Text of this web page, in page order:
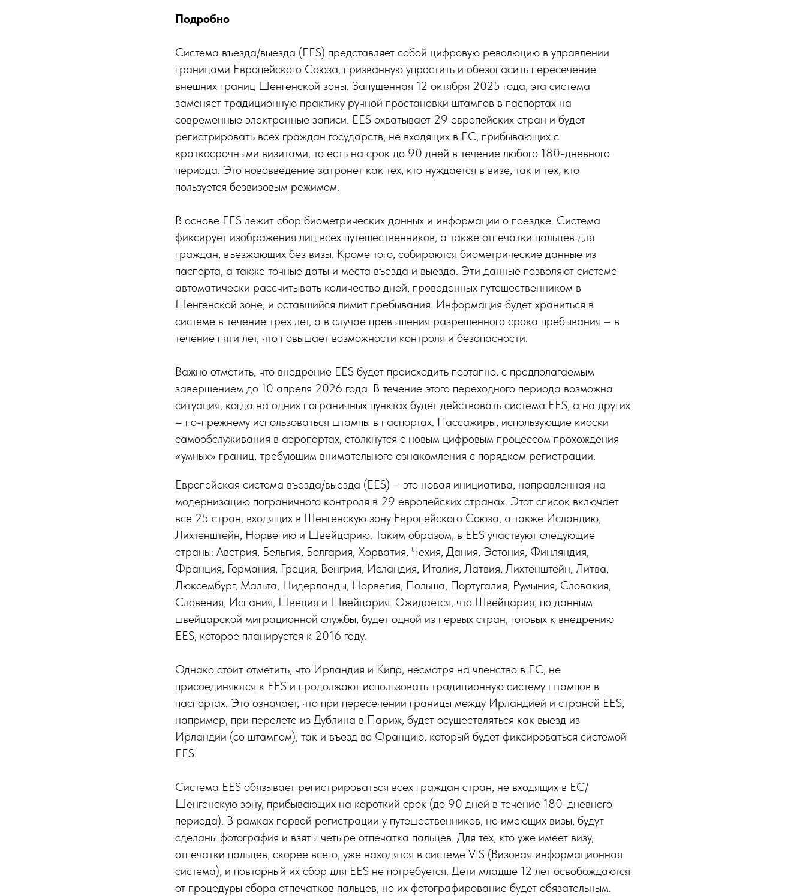
Подробно
Система въезда/выезда (EES) представляет собой цифровую революцию в управлении
границами Европейского Союза, призванную упростить и обезопасить пересечение
внешних границ Шенгенской зоны. Запущенная 12 октября 2025 года, эта система
заменяет традиционную практику ручной простановки штампов в паспортах на
современные электронные записи. EES охватывает 29 европейских стран и будет
регистрировать всех граждан государств, не входящих в ЕС, прибывающих с
краткосрочными визитами, то есть на срок до 90 дней в течение любого 180-дневного
периода. Это нововведение затронет как тех, кто нуждается в визе, так и тех, кто
пользуется безвизовым режимом.
В основе EES лежит сбор биометрических данных и информации о поездке. Система
фиксирует изображения лиц всех путешественников, а также отпечатки пальцев для
граждан, въезжающих без визы. Кроме того, собираются биометрические данные из
паспорта, а также точные даты и места въезда и выезда. Эти данные позволяют системе
автоматически рассчитывать количество дней, проведенных путешественником в
Шенгенской зоне, и оставшийся лимит пребывания. Информация будет храниться в
системе в течение трех лет, а в случае превышения разрешенного срока пребывания – в
течение пяти лет, что повышает возможности контроля и безопасности.
Важно отметить, что внедрение EES будет происходить поэтапно, с предполагаемым
завершением до 10 апреля 2026 года. В течение этого переходного периода возможна
ситуация, когда на одних пограничных пунктах будет действовать система EES, а на других
– по-прежнему использоваться штампы в паспортах. Пассажиры, использующие киоски
самообслуживания в аэропортах, столкнутся с новым цифровым процессом прохождения
«умных» границ, требующим внимательного ознакомления с порядком регистрации.
Европейская система въезда/выезда (EES) – это новая инициатива, направленная на
модернизацию пограничного контроля в 29 европейских странах. Этот список включает
все 25 стран, входящих в Шенгенскую зону Европейского Союза, а также Исландию,
Лихтенштейн, Норвегию и Швейцарию. Таким образом, в EES участвуют следующие
страны: Австрия, Бельгия, Болгария, Хорватия, Чехия, Дания, Эстония, Финляндия,
Франция, Германия, Греция, Венгрия, Исландия, Италия, Латвия, Лихтенштейн, Литва,
Люксембург, Мальта, Нидерланды, Норвегия, Польша, Португалия, Румыния, Словакия,
Словения, Испания, Швеция и Швейцария. Ожидается, что Швейцария, по данным
швейцарской миграционной службы, будет одной из первых стран, готовых к внедрению
EES, которое планируется к 2016 году.
Однако стоит отметить, что Ирландия и Кипр, несмотря на членство в ЕС, не
присоединяются к EES и продолжают использовать традиционную систему штампов в
паспортах. Это означает, что при пересечении границы между Ирландией и страной EES,
например, при перелете из Дублина в Париж, будет осуществляться как выезд из
Ирландии (со штампом), так и въезд во Францию, который будет фиксироваться системой
EES.
Система EES обязывает регистрироваться всех граждан стран, не входящих в ЕС/
Шенгенскую зону, прибывающих на короткий срок (до 90 дней в течение 180-дневного
периода). В рамках первой регистрации у путешественников, не имеющих визы, будут
сделаны фотография и взяты четыре отпечатка пальцев. Для тех, кто уже имеет визу,
отпечатки пальцев, скорее всего, уже находятся в системе VIS (Визовая информационная
система), и повторный их сбор для EES не потребуется. Дети младше 12 лет освобождаются
от процедуры сбора отпечатков пальцев, но их фотографирование будет обязательным.